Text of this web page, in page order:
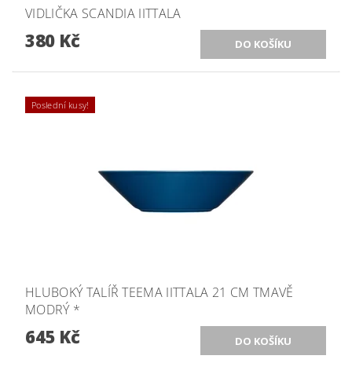
VIDLIČKA SCANDIA IITTALA
380 Kč
Poslední kusy!
HLUBOKÝ TALÍŘ TEEMA IITTALA 21 CM TMAVĚ
MODRÝ *
645 Kč